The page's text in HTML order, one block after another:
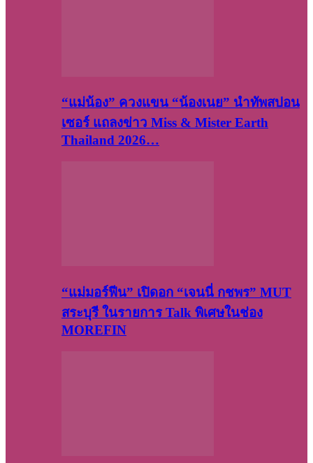
“แม่น้อง” ควงแขน “น้องเนย” นำทัพสปอน
เซอร์ แถลงข่าว Miss & Mister Earth
Thailand 2026…
“แม่มอร์ฟีน” เปิดอก “เจนนี่ กชพร” MUT
สระบุรี ในรายการ Talk พิเศษในช่อง
MOREFIN